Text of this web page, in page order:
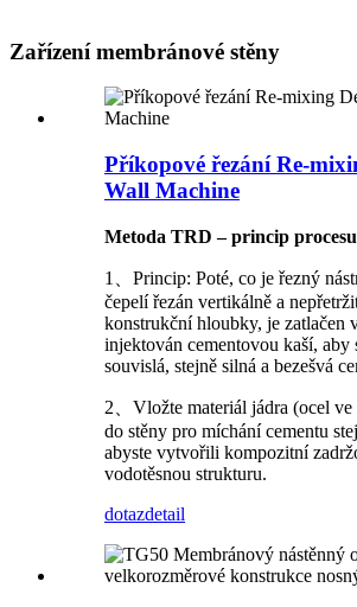
Zařízení membránové stěny
Příkopové řezání Re-
Wall Machine
Metoda TRD – princip procesu
1、Princip: Poté, co je řezný
čepelí řezán vertikálně a
konstrukční hloubky, je zatlačen
injektován cementovou kaší, aby
souvislá, stejně silná a bezešvá
2、Vložte materiál jádra (ocel
do stěny pro míchání cementu
abyste vytvořili kompozitní
vodotěsnou strukturu.
dotazdetail